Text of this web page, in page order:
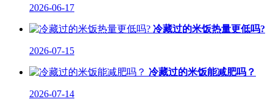
2026-06-17
冷藏过的米饭热量更低吗?
2026-07-15
冷藏过的米饭能减肥吗？
2026-07-14